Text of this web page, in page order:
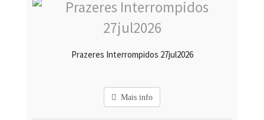
Prazeres Interrompidos 27jul2026
Mais info